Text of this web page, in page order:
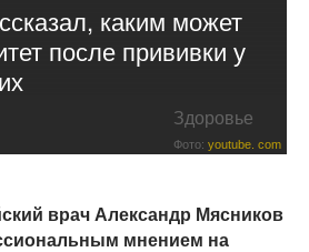
каким может
после прививки у
Здоровье
Фото: youtube. com
врач Александр Мясников
мнением на